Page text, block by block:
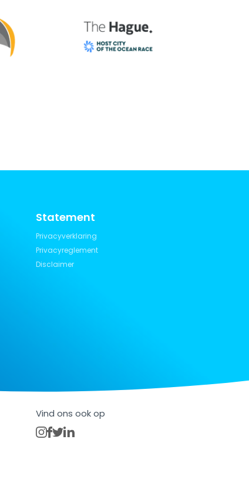
Statement
Privacyverklaring
Privacyreglement
Disclaimer
Vind ons ook op